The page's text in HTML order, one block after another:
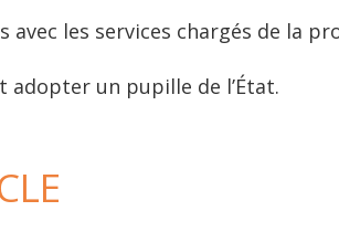
les services chargés de la
adopter un pupille de l’État.